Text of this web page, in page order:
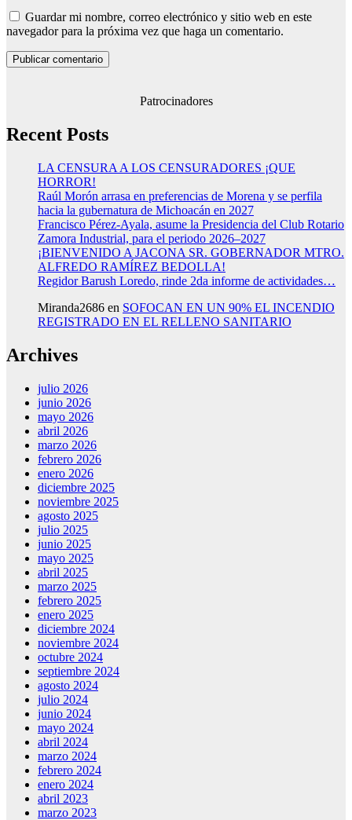
Guardar mi nombre, correo electrónico y sitio web en este
navegador para la próxima vez que haga un comentario.
Patrocinadores
Recent Posts
LA CENSURA A LOS CENSURADORES ¡QUE
HORROR!
Raúl Morón arrasa en preferencias de Morena y se perfila
hacia la gubernatura de Michoacán en 2027
Francisco Pérez-Ayala, asume la Presidencia del Club Rotario
Zamora Industrial, para el periodo 2026–2027
¡BIENVENIDO A JACONA SR. GOBERNADOR MTRO.
ALFREDO RAMÍREZ BEDOLLA!
Regidor Barush Loredo, rinde 2da informe de actividades…
Miranda2686 en SOFOCAN EN UN 90% EL INCENDIO
REGISTRADO EN EL RELLENO SANITARIO
Archives
julio 2026
junio 2026
mayo 2026
abril 2026
marzo 2026
febrero 2026
enero 2026
diciembre 2025
noviembre 2025
agosto 2025
julio 2025
junio 2025
mayo 2025
abril 2025
marzo 2025
febrero 2025
enero 2025
diciembre 2024
noviembre 2024
octubre 2024
septiembre 2024
agosto 2024
julio 2024
junio 2024
mayo 2024
abril 2024
marzo 2024
febrero 2024
enero 2024
abril 2023
marzo 2023